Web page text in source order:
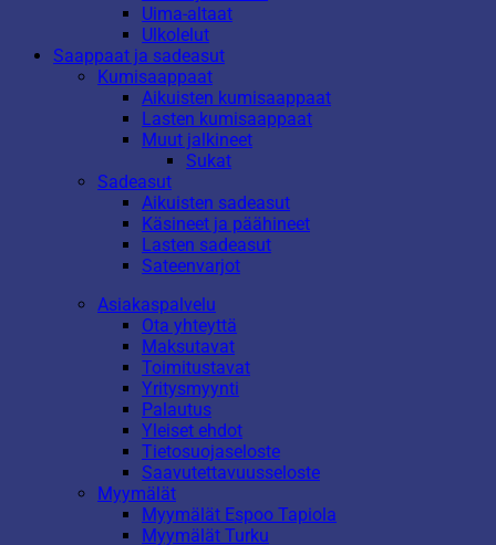
Uima-altaat
Ulkolelut
Saappaat ja sadeasut
Kumisaappaat
Aikuisten kumisaappaat
Lasten kumisaappaat
Muut jalkineet
Sukat
Sadeasut
Aikuisten sadeasut
Käsineet ja päähineet
Lasten sadeasut
Sateenvarjot
Asiakaspalvelu
Ota yhteyttä
Maksutavat
Toimitustavat
Yritysmyynti
Palautus
Yleiset ehdot
Tietosuojaseloste
Saavutettavuusseloste
Myymälät
Myymälät Espoo Tapiola
Myymälät Turku